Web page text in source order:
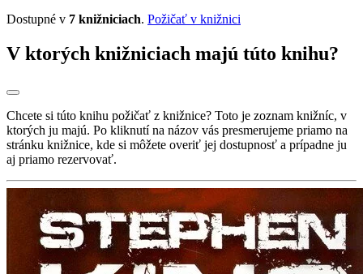
Dostupné v 7 knižniciach. Požičať v knižnici
V ktorých knižniciach majú túto knihu?
Chcete si túto knihu požičať z knižnice? Toto je zoznam knižníc, v
ktorých ju majú. Po kliknutí na názov vás presmerujeme priamo na
stránku knižnice, kde si môžete overiť jej dostupnosť a prípadne ju
aj priamo rezervovať.